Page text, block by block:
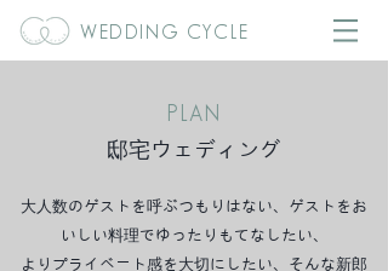
WEDDING CYCLE
PLAN
邸宅ウェディング
大人数のゲストを呼ぶつもりはない、ゲストをお
いしい料理でゆったりもてなしたい、
よりプライベート感を大切にしたい、そんな新郎